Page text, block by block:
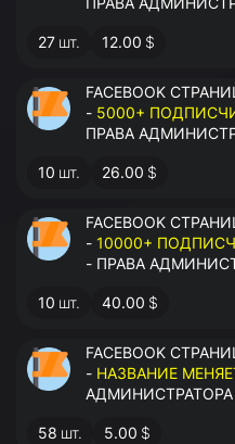
ЗАПОЛНЕННАЯ
27 шт. 12.00 $
FACEBOOK
- 5000+
ПРАВА
ЗАПОЛНЕННАЯ
10 шт. 26.00 $
FACEBOOK
- 10000+
- ПРАВА
ЗАПОЛНЕННАЯ
10 шт. 40.00 $
FACEBOOK
- НАЗВАНИЕ
ЗАПОЛНЕННАЯ
58 шт. 5.00 $